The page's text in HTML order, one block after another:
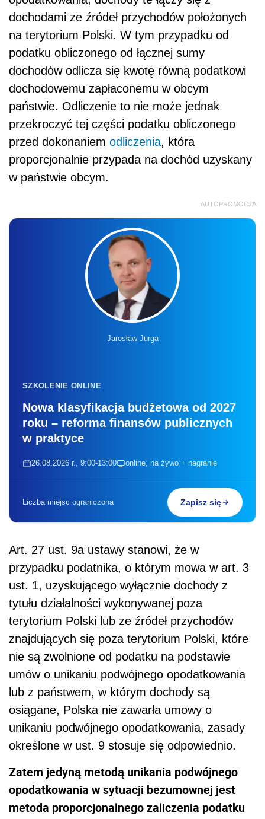
dochodami ze źródeł przychodów położonych
na terytorium Polski. W tym przypadku od
podatku obliczonego od łącznej sumy
dochodów odlicza się kwotę równą podatkowi
dochodowemu zapłaconemu w obcym
państwie. Odliczenie to nie może jednak
przekroczyć tej części podatku obliczonego
przed dokonaniem odliczenia, która
proporcjonalnie przypada na dochód uzyskany
w państwie obcym.
AUTOPROMOCJA
Jarosław Jurga
SZKOLENIE ONLINE
Nowa klasyfikacja budżetowa od 2027
roku – reforma finansów publicznych
w praktyce
26.08.2026 r., 9:00-13:00 online, na żywo + nagranie
Liczba miejsc ograniczona Zapisz się
Art. 27 ust. 9a ustawy stanowi, że w
przypadku podatnika, o którym mowa w art. 3
ust. 1, uzyskującego wyłącznie dochody z
tytułu działalności wykonywanej poza
terytorium Polski lub ze źródeł przychodów
znajdujących się poza terytorium Polski, które
nie są zwolnione od podatku na podstawie
umów o unikaniu podwójnego opodatkowania
lub z państwem, w którym dochody są
osiągane, Polska nie zawarła umowy o
unikaniu podwójnego opodatkowania, zasady
określone w ust. 9 stosuje się odpowiednio.
Zatem jedyną metodą unikania podwójnego
opodatkowania w sytuacji bezumownej jest
metoda proporcjonalnego zaliczenia podatku